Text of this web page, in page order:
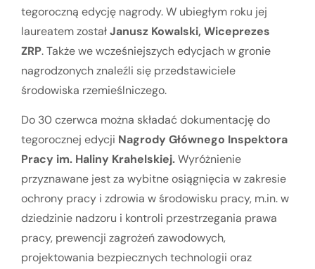
tegoroczną edycję nagrody. W ubiegłym roku jej
laureatem zostałJanusz Kowalski, Wiceprezes
ZRP. Także we wcześniejszych edycjach w gronie
nagrodzonych znaleźli się przedstawiciele
środowiska rzemieślniczego.
Do 30 czerwca można składać dokumentację do
tegorocznej edycji Nagrody Głównego Inspektora
Pracy im. Haliny Krahelskiej.Wyróżnienie
przyznawane jest za wybitne osiągnięcia w zakresie
ochrony pracy i zdrowia w środowisku pracy, m.in. w
dziedzinie nadzoru i kontroli przestrzegania prawa
pracy, prewencji zagrożeń zawodowych,
projektowania bezpiecznych technologii oraz